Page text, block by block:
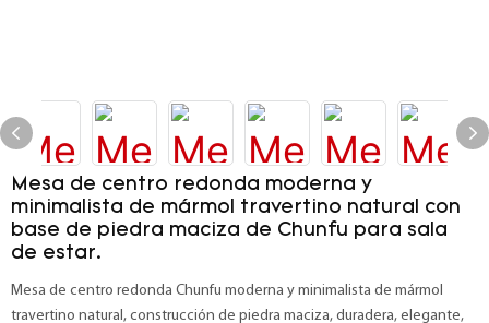
Mesa de centro redonda moderna y
minimalista de mármol travertino natural con
base de piedra maciza de Chunfu para sala
de estar.
Mesa de centro redonda Chunfu moderna y minimalista de mármol
travertino natural, construcción de piedra maciza, duradera, elegante,